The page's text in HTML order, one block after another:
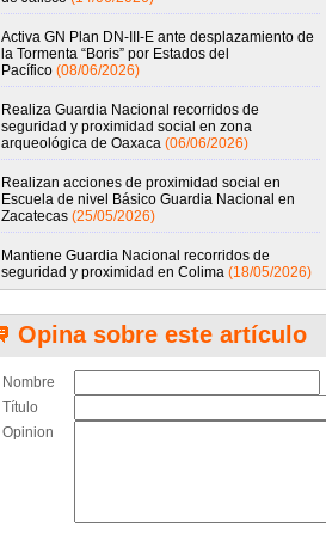
Activa GN Plan DN-III-E ante desplazamiento de
la Tormenta “Boris” por Estados del
Pacífico (08/06/2026)
Realiza Guardia Nacional recorridos de
seguridad y proximidad social en zona
arqueológica de Oaxaca (06/06/2026)
Realizan acciones de proximidad social en
Escuela de nivel Básico Guardia Nacional en
Zacatecas (25/05/2026)
Mantiene Guardia Nacional recorridos de
seguridad y proximidad en Colima (18/05/2026)
Opina sobre este artículo
Nombre
Título
Opinion